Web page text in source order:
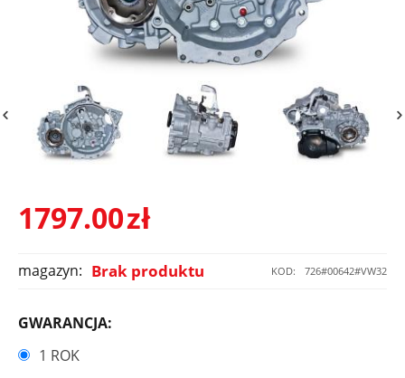
1797.00zł
KOD: 726#00642#VW32
magazyn: Brak produktu
GWARANCJA:
1 ROK